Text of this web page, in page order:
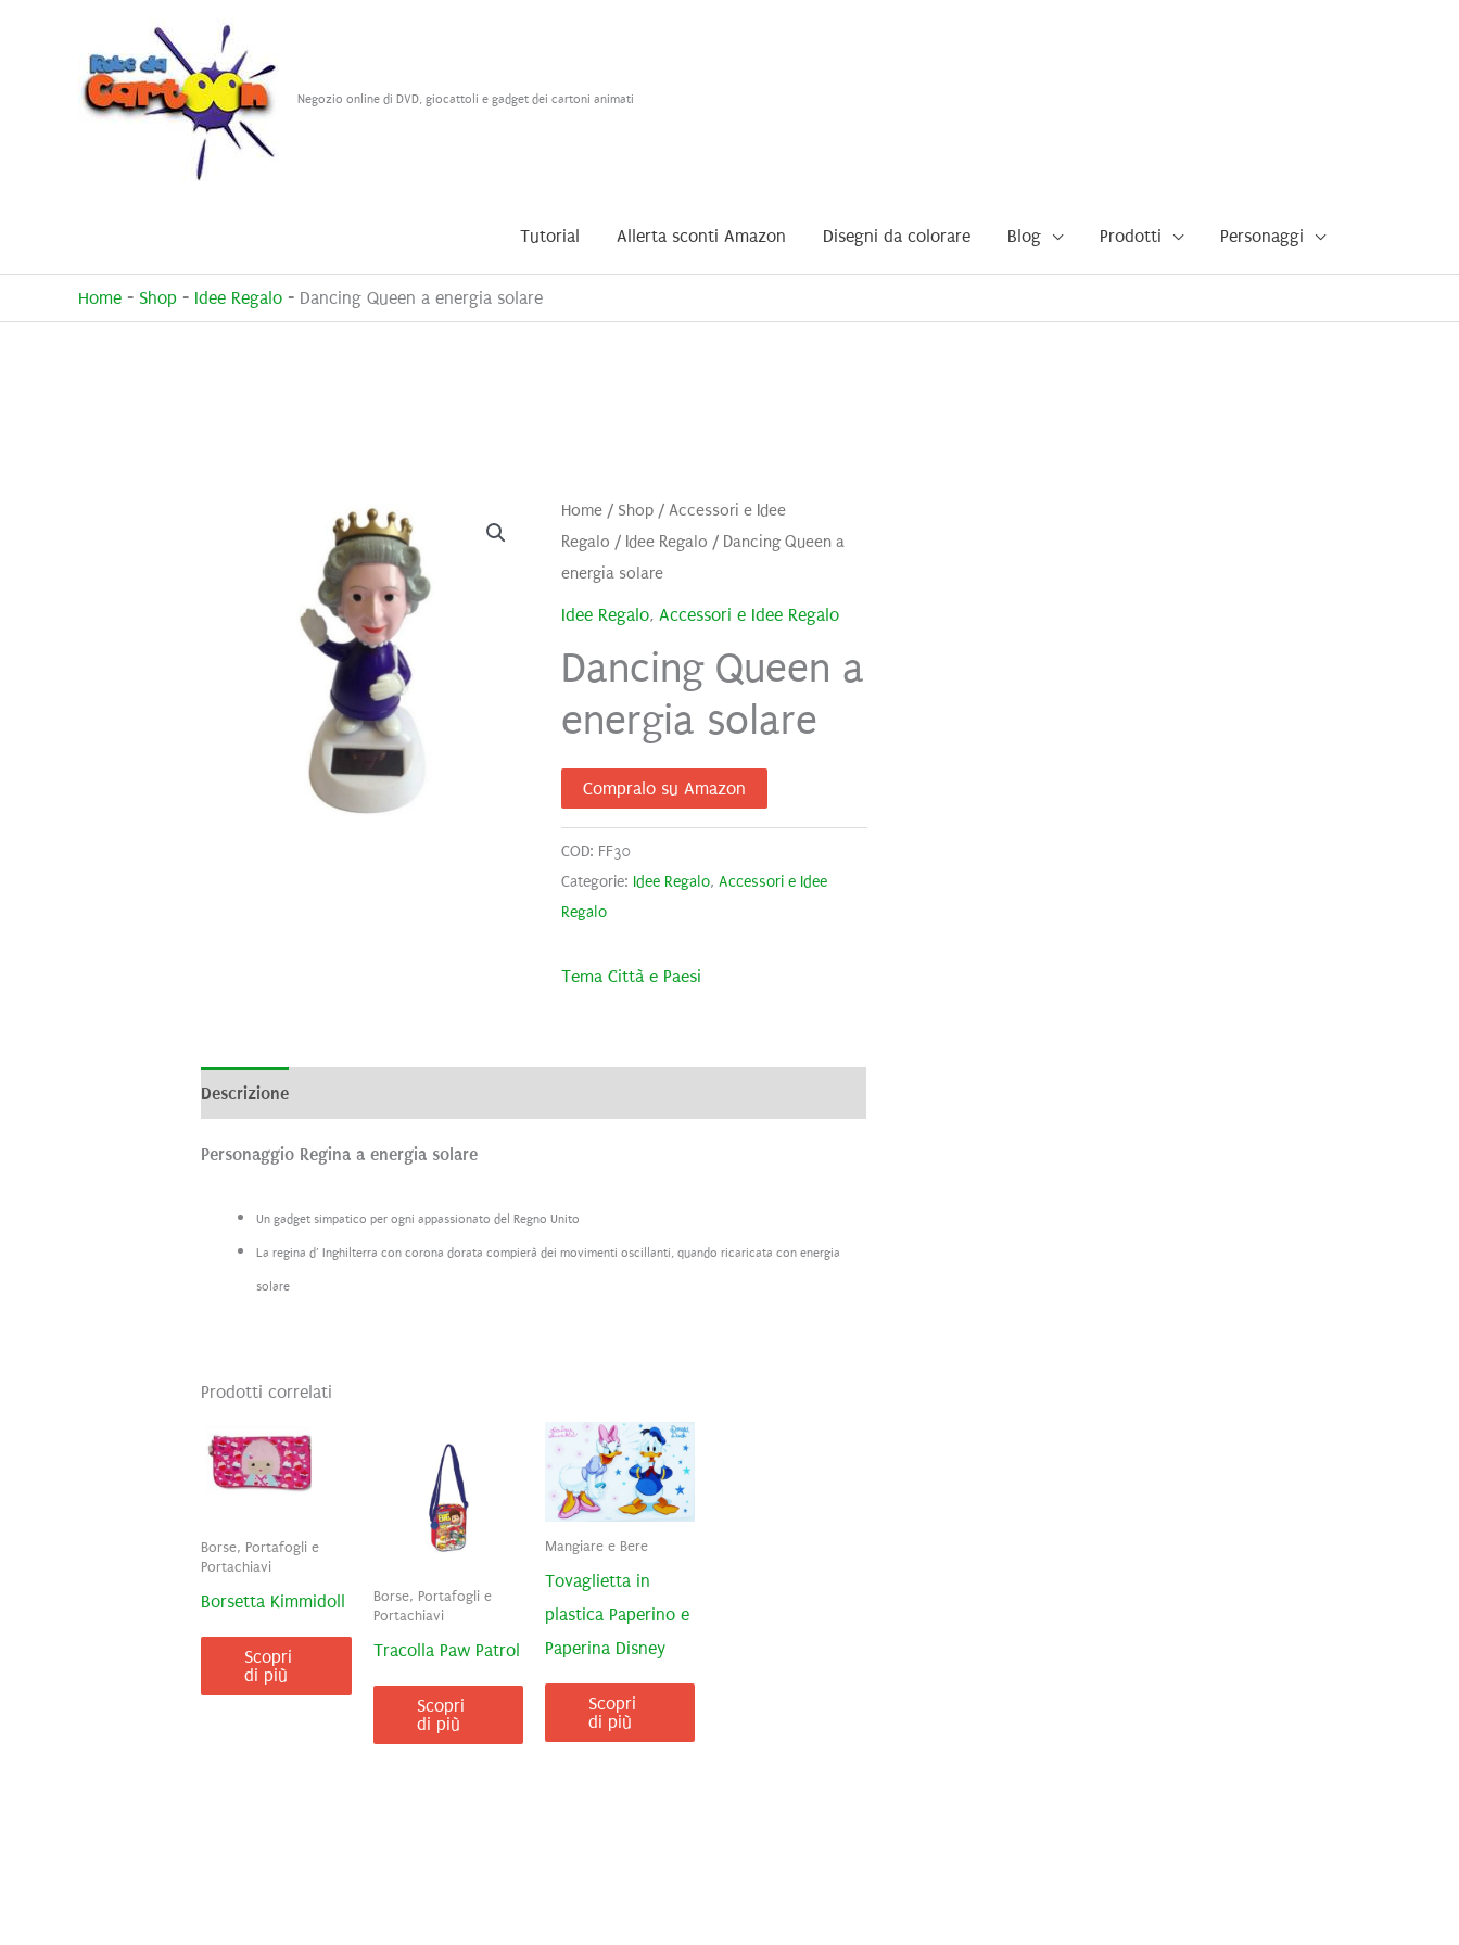
Negozio online di DVD, giocattoli e gadget dei cartoni animati
Tutorial Allerta sconti Amazon Disegni da colorare Blog Prodotti Personaggi
Home - Shop - Idee Regalo - Dancing Queen a energia solare
Home/ Shop/ Accessori e Idee
Regalo / Idee Regalo / Dancing Queen a
energia solare
Idee Regalo, Accessori e Idee Regalo
Dancing Queen a
energia solare
Compralo su Amazon
COD: FF30
Categorie: Idee Regalo, Accessori e Idee
Regalo
Tema Città e Paesi
Descrizione
Personaggio Regina a energia solare
Un gadget simpatico per ogni appassionato del Regno Unito
La regina d’ Inghilterra con corona dorata compierà dei movimenti oscillanti, quando ricaricata con energia
solare
Prodotti correlati
Borse, Portafogli e
Portachiavi
Borsetta Kimmidoll
Scopri
di più
Borse, Portafogli e
Portachiavi
Tracolla Paw Patrol
Scopri
di più
Mangiare e Bere
Tovaglietta in
plastica Paperino e
Paperina Disney
Scopri
di più